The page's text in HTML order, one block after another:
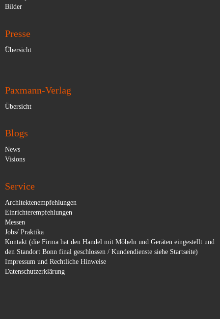
Bilder
Presse
Übersicht
Paxmann-Verlag
Übersicht
Blogs
News
Visions
Service
Architektenempfehlungen
Einrichterempfehlungen
Messen
Jobs/ Praktika
Kontakt (die Firma hat den Handel mit Möbeln und Geräten eingestellt und
den Standort Bonn final geschlossen / Kundendienste siehe Startseite)
Impressum und Rechtliche Hinweise
Datenschutzerklärung